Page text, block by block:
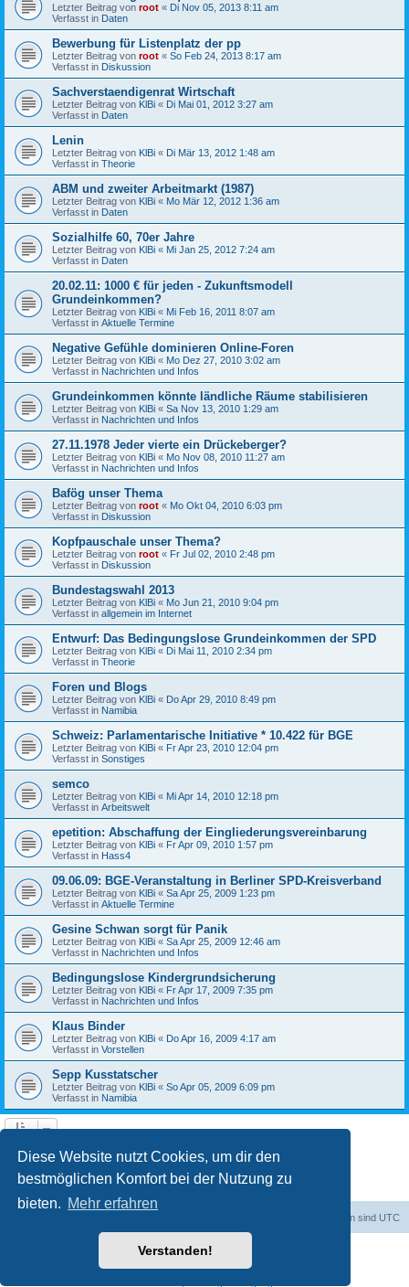
Diese Website nutzt Cookies, um dir den
bestmöglichen Komfort bei der Nutzung zu
bieten. Mehr erfahren
Verstanden!
Letzter Beitrag von root « Di Nov 05, 2013 8:11 am
Verfasst in Daten
Bewerbung für Listenplatz der pp
Letzter Beitrag von root « So Feb 24, 2013 8:17 am
Verfasst in Diskussion
Sachverstaendigenrat Wirtschaft
Letzter Beitrag von KlBi « Di Mai 01, 2012 3:27 am
Verfasst in Daten
Lenin
Letzter Beitrag von KlBi « Di Mär 13, 2012 1:48 am
Verfasst in Theorie
ABM und zweiter Arbeitmarkt (1987)
Letzter Beitrag von KlBi « Mo Mär 12, 2012 1:36 am
Verfasst in Daten
Sozialhilfe 60, 70er Jahre
Letzter Beitrag von KlBi « Mi Jan 25, 2012 7:24 am
Verfasst in Daten
20.02.11: 1000 € für jeden - Zukunftsmodell
Grundeinkommen?
Letzter Beitrag von KlBi « Mi Feb 16, 2011 8:07 am
Verfasst in Aktuelle Termine
Negative Gefühle dominieren Online-Foren
Letzter Beitrag von KlBi « Mo Dez 27, 2010 3:02 am
Verfasst in Nachrichten und Infos
Grundeinkommen könnte ländliche Räume stabilisieren
Letzter Beitrag von KlBi « Sa Nov 13, 2010 1:29 am
Verfasst in Nachrichten und Infos
27.11.1978 Jeder vierte ein Drückeberger?
Letzter Beitrag von KlBi « Mo Nov 08, 2010 11:27 am
Verfasst in Nachrichten und Infos
Bafög unser Thema
Letzter Beitrag von root « Mo Okt 04, 2010 6:03 pm
Verfasst in Diskussion
Kopfpauschale unser Thema?
Letzter Beitrag von root « Fr Jul 02, 2010 2:48 pm
Verfasst in Diskussion
Bundestagswahl 2013
Letzter Beitrag von KlBi « Mo Jun 21, 2010 9:04 pm
Verfasst in allgemein im Internet
Entwurf: Das Bedingungslose Grundeinkommen der SPD
Letzter Beitrag von KlBi « Di Mai 11, 2010 2:34 pm
Verfasst in Theorie
Foren und Blogs
Letzter Beitrag von KlBi « Do Apr 29, 2010 8:49 pm
Verfasst in Namibia
Schweiz: Parlamentarische Initiative * 10.422 für BGE
Letzter Beitrag von KlBi « Fr Apr 23, 2010 12:04 pm
Verfasst in Sonstiges
semco
Letzter Beitrag von KlBi « Mi Apr 14, 2010 12:18 pm
Verfasst in Arbeitswelt
epetition: Abschaffung der Eingliederungsvereinbarung
Letzter Beitrag von KlBi « Fr Apr 09, 2010 1:57 pm
Verfasst in Hass4
09.06.09: BGE-Veranstaltung in Berliner SPD-Kreisverband
Letzter Beitrag von KlBi « Sa Apr 25, 2009 1:23 pm
Verfasst in Aktuelle Termine
Gesine Schwan sorgt für Panik
Letzter Beitrag von KlBi « Sa Apr 25, 2009 12:46 am
Verfasst in Nachrichten und Infos
Bedingungslose Kindergrundsicherung
Letzter Beitrag von KlBi « Fr Apr 17, 2009 7:35 pm
Verfasst in Nachrichten und Infos
Klaus Binder
Letzter Beitrag von KlBi « Do Apr 16, 2009 4:17 am
Verfasst in Vorstellen
Sepp Kusstatscher
Letzter Beitrag von KlBi « So Apr 05, 2009 6:09 pm
Verfasst in Namibia
Die Suche ergab 103 Treffer 1 2 3
Alle Zeiten sind UTC
Powered byphpBB® Forum Software © phpBB Limited
phpBB.de